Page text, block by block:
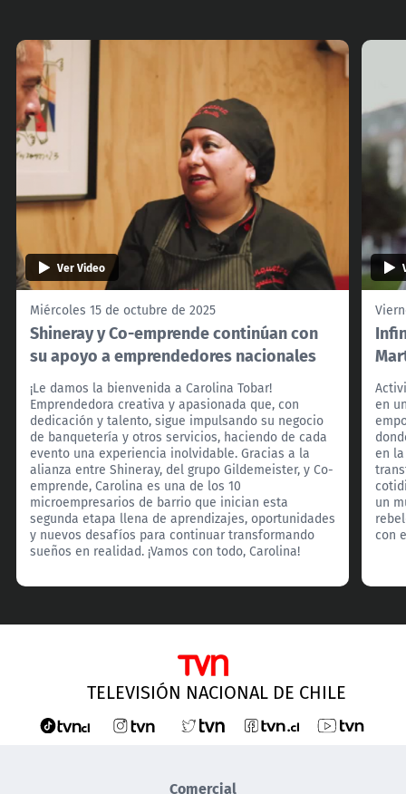
Ver Video
Miércoles 15 de octubre de 2025
Shineray y Co-emprende continúan con
su apoyo a emprendedores nacionales
¡Le damos la bienvenida a Carolina Tobar!
Emprendedora creativa y apasionada que, con
dedicación y talento, sigue impulsando su negocio
de banquetería y otros servicios, haciendo de cada
evento una experiencia inolvidable. Gracias a la
alianza entre Shineray, del grupo Gildemeister, y Co-
emprende, Carolina es una de los 10
microempresarios de barrio que inician esta
segunda etapa llena de aprendizajes, oportunidades
y nuevos desafíos para continuar transformando
sueños en realidad. ¡Vamos con todo, Carolina!
en
en
un
con
TELEVISIÓN NACIONAL DE CHILE
Comercial